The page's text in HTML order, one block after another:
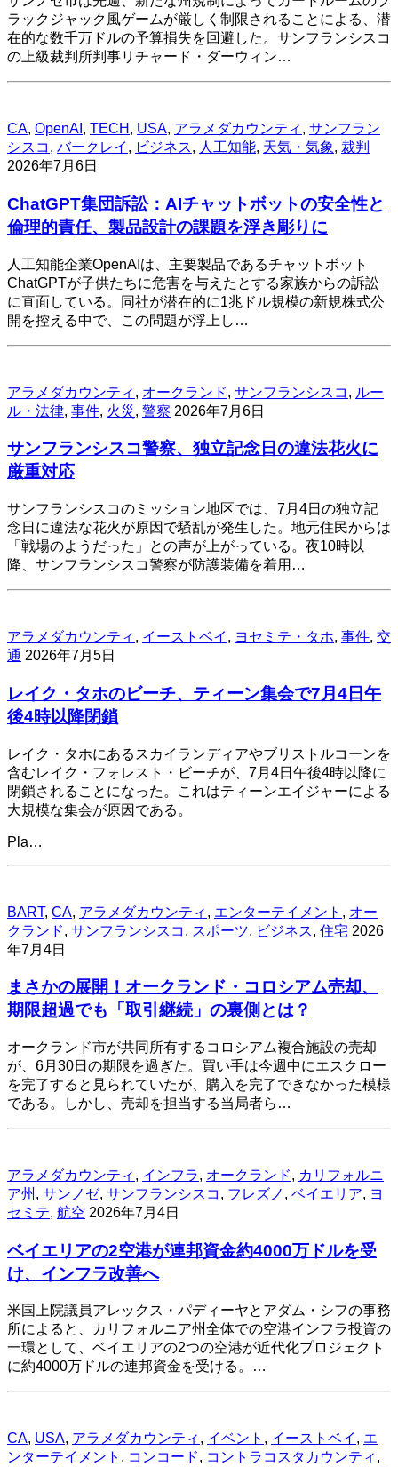
ラックジャック風ゲームが厳しく制限されることによる、潜
在的な数千万ドルの予算損失を回避した。サンフランシスコ
の上級裁判所判事リチャード・ダーウィン…
CA, OpenAI , TECH , USA, アラメダカウンティ , サンフラン
シスコ , バークレイ , ビジネス, 人工知能, 天気・気象, 裁判
2026年7月6日
ChatGPT集団訴訟：AIチャットボットの安全性と
倫理的責任、製品設計の課題を浮き彫りに
人工知能企業OpenAIは、主要製品であるチャットボット
ChatGPTが子供たちに危害を与えたとする家族からの訴訟
に直面している。同社が潜在的に1兆ドル規模の新規株式公
開を控える中で、この問題が浮上し…
アラメダカウンティ , オークランド, サンフランシスコ , ルー
ル・法律, 事件, 火災, 警察 2026年7月6日
サンフランシスコ警察、独立記念日の違法花火に
厳重対応
サンフランシスコのミッション地区では、7月4日の独立記
念日に違法な花火が原因で騒乱が発生した。地元住民からは
「戦場のようだった」との声が上がっている。夜10時以
降、サンフランシスコ警察が防護装備を着用…
アラメダカウンティ , イーストベイ , ヨセミテ・タホ, 事件, 交
通 2026年7月5日
レイク・タホのビーチ、ティーン集会で7月4日午
後4時以降閉鎖
レイク・タホにあるスカイランディアやブリストルコーンを
含むレイク・フォレスト・ビーチが、7月4日午後4時以降に
閉鎖されることになった。これはティーンエイジャーによる
大規模な集会が原因である。
Pla…
BART, CA, アラメダカウンティ , エンターテイメント , オー
クランド, サンフランシスコ , スポーツ, ビジネス, 住宅 2026
年7月4日
まさかの展開！オークランド・コロシアム売却、
期限超過でも「取引継続」の裏側とは？
オークランド市が共同所有するコロシアム複合施設の売却
が、6月30日の期限を過ぎた。買い手は今週中にエスクロー
を完了すると見られていたが、購入を完了できなかった模様
である。しかし、売却を担当する当局者ら…
アラメダカウンティ , インフラ, オークランド, カリフォルニ
ア州 , サンノゼ, サンフランシスコ , フレズノ , ベイエリア, ヨ
セミテ, 航空 2026年7月4日
ベイエリアの2空港が連邦資金約4000万ドルを受
け、インフラ改善へ
米国上院議員アレックス・パディーヤとアダム・シフの事務
所によると、カリフォルニア州全体での空港インフラ投資の
一環として、ベイエリアの2つの空港が近代化プロジェクト
に約4000万ドルの連邦資金を受ける。…
CA, USA, アラメダカウンティ , イベント , イーストベイ , エ
ンターテイメント , コンコード, コントラコスタカウンティ ,